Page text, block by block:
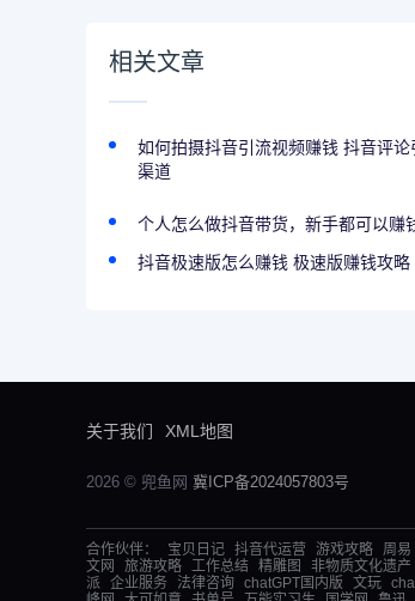
相关文章
如何拍摄抖音引流视频赚钱 抖音评
渠道
个人怎么做抖音带货，新手都可以赚
抖音极速版怎么赚钱 极速版赚钱攻略
关于我们 XML地图
2026 © 兜鱼网 冀ICP备2024057803号
合作伙伴： 宝贝日记 抖音代运营 游戏攻略 周易
文网
旅游攻略 工作总结 精雕图 非物质文化遗产
派
企业服务 法律咨询 chatGPT国内版 文玩